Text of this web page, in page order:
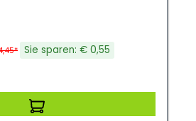
Sie sparen: € 0,55